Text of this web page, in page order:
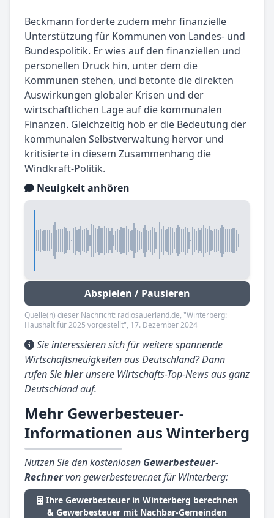
Beckmann forderte zudem mehr finanzielle
Unterstützung für Kommunen von Landes- und
Bundespolitik. Er wies auf den finanziellen und
personellen Druck hin, unter dem die
Kommunen stehen, und betonte die direkten
Auswirkungen globaler Krisen und der
wirtschaftlichen Lage auf die kommunalen
Finanzen. Gleichzeitig hob er die Bedeutung der
kommunalen Selbstverwaltung hervor und
kritisierte in diesem Zusammenhang die
Windkraft-Politik.
Neuigkeit anhören
Abspielen / Pausieren
Quelle(n) dieser Nachricht: radiosauerland.de, "Winterberg:
Haushalt für 2025 vorgestellt", 17. Dezember 2024
Sie interessieren sich für weitere spannende
Wirtschaftsneuigkeiten aus Deutschland? Dann
rufen Siehierunsere Wirtschafts-Top-News aus ganz
Deutschland auf.
Mehr Gewerbesteuer-
Informationen aus Winterberg
Nutzen Sie den kostenlosen Gewerbesteuer-
Rechnervon gewerbesteuer.net für Winterberg:
Ihre Gewerbesteuer in Winterberg berechnen
& Gewerbesteuer mit Nachbar-Gemeinden